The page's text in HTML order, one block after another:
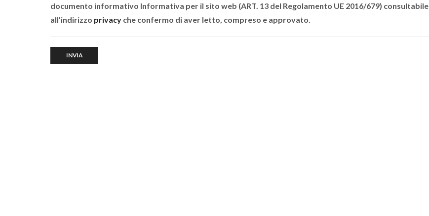
documento informativo Informativa per il sito web (ART. 13 del Regolamento UE 2016/679) consultabile
all'indirizzo privacy che confermo di aver letto, compreso e approvato.